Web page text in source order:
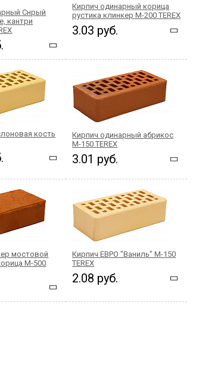
Снрый
кантри
Кирпич одинарный корица
рустика клинкер М-200 TEREX
3.03 руб.
кость
Кирпич одинарный абрикос
М-150 TEREX
3.01 руб.
мостовой
М-500
Кирпич ЕВРО "Ваниль" М-150
TEREX
2.08 руб.